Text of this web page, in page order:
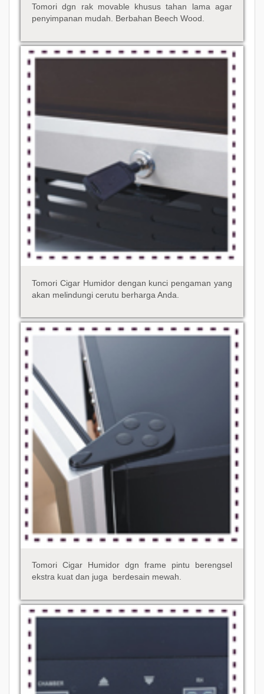
Tomori dgn rak movable khusus tahan lama agar
penyimpanan mudah. Berbahan Beech Wood.
Tomori Cigar Humidor dengan kunci pengaman yang
akan melindungi cerutu berharga Anda.
Tomori Cigar Humidor dgn frame pintu berengsel
ekstra kuat dan juga berdesain mewah.